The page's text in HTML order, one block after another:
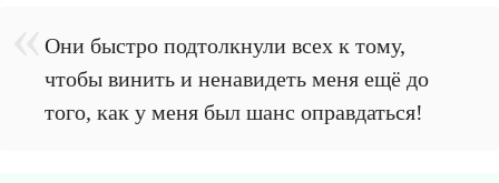
Они быстро подтолкнули всех к тому,
чтобы винить и ненавидеть меня ещё до
того, как у меня был шанс оправдаться!